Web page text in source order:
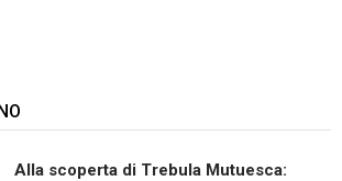
Alla scoperta di Trebula Mutuesca: